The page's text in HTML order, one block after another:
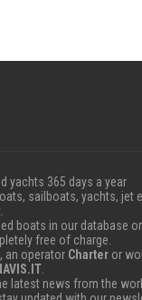
yachts 365 days a year
sailboats, yachts, jet
boats in our database
free of charge.
, an operator Charteror
.
latest news from the